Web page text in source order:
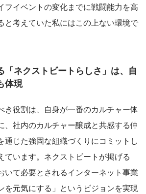
フイベントの変化までに戦闘能力を高
と考えていた私にはこの上ない環境で
「ネクストビートらしさ」は、自
体現
き役割は、自身が一番のカルチャー体
、社内のカルチャー醸成と共感する仲
通じた強固な組織づくりにコミットし
ています。ネクストビートが掲げる
いて必要とされるインターネット事業
を元気にする」というビジョンを実現